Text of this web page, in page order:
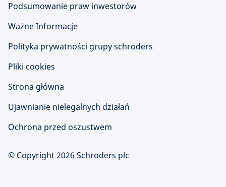
Podsumowanie praw inwestorów
Ważne Informacje
Polityka prywatności grupy schroders
Pliki cookies
Strona główna
Ujawnianie nielegalnych działań
Ochrona przed oszustwem
© Copyright 2026 Schroders plc